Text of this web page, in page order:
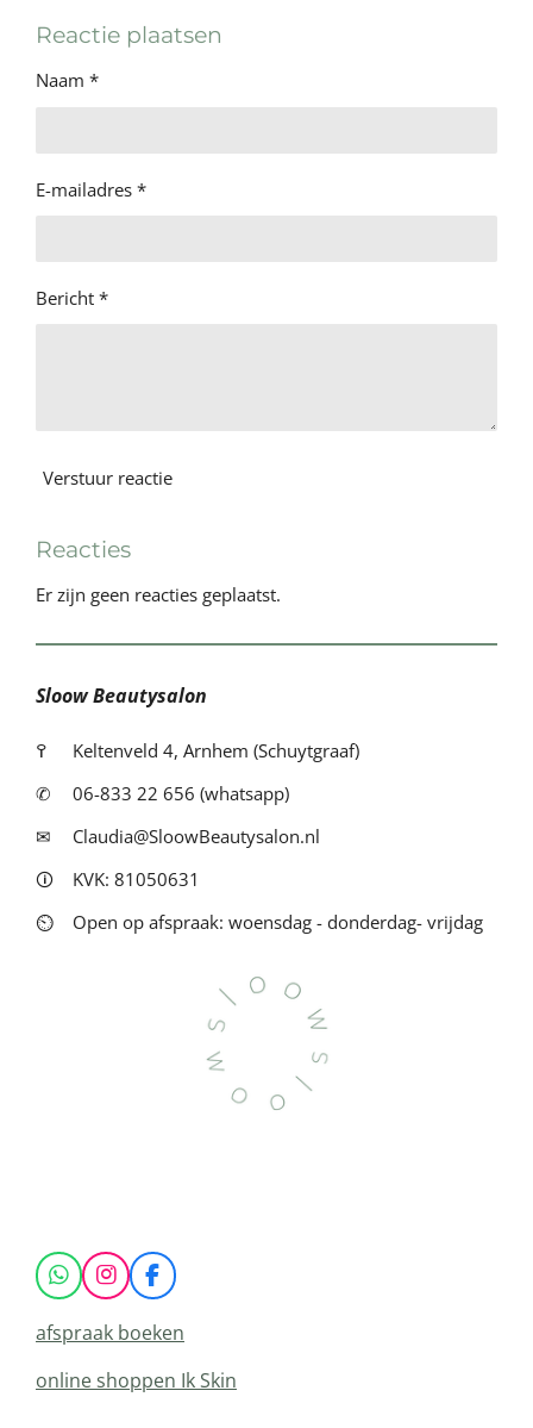
Reactie plaatsen
Naam *
E-mailadres *
Bericht *
Verstuur reactie
Reacties
Er zijn geen reacties geplaatst.
Sloow Beautysalon
߉
Keltenveld 4, Arnhem (Schuytgraaf)
✆
06-833 22 656 (whatsapp)
✉
Claudia@SloowBeautysalon.nl
🛈
KVK: 81050631
⏲
Open op afspraak: woensdag - donderdag- vrijdag
W
h
a
t
s
A
I
n
s
t
a
g
F
a
c
e
o
afspraak boeken
online shoppen Ik Skin